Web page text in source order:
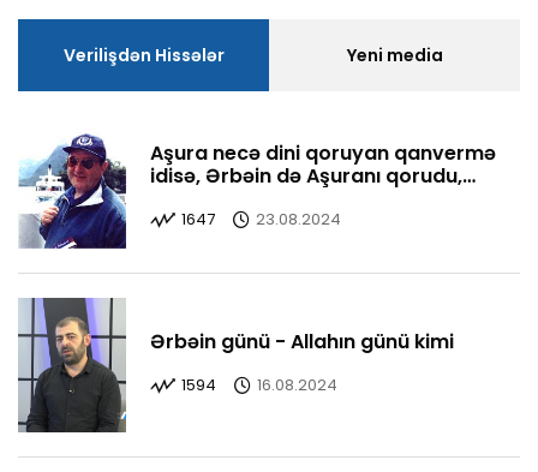
Verilişdən Hissələr Yeni media
Aşura necə dini qoruyan qanvermə
idisə, Ərbəin də Aşuranı qorudu,
1647 23.08.2024
Ərbəin günü - Allahın günü kimi
1594 16.08.2024